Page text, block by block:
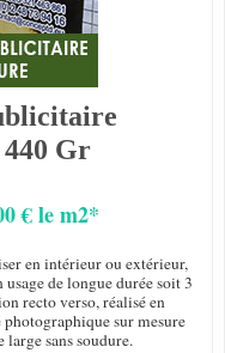
Gr
€ le m2*
en intérieur ou extérieur,
de longue durée soit 3
recto verso, réalisé en
sur mesure
large sans soudure.